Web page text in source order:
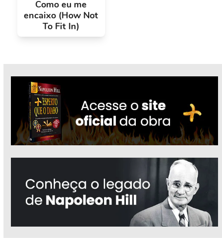
Como eu me
encaixo (How Not
To Fit In)